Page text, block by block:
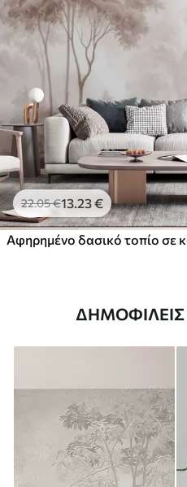
22.05€13.23€
ΔΗΜΟΦΙΛΕΊΣ